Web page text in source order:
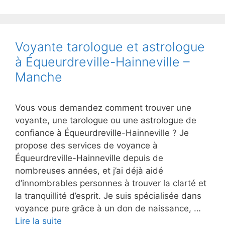
Voyante tarologue et astrologue
à Équeurdreville-Hainneville –
Manche
Vous vous demandez comment trouver une
voyante, une tarologue ou une astrologue de
confiance à Équeurdreville-Hainneville ? Je
propose des services de voyance à
Équeurdreville-Hainneville depuis de
nombreuses années, et j’ai déjà aidé
d’innombrables personnes à trouver la clarté et
la tranquillité d’esprit. Je suis spécialisée dans
voyance pure grâce à un don de naissance, …
Lire la suite